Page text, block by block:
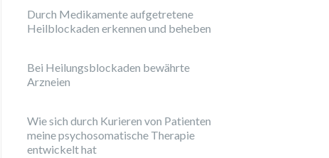
Durch Medikamente aufgetretene
Heilblockaden erkennen und beheben
Bei Heilungsblockaden bewährte
Arzneien
Wie sich durch Kurieren von Patienten
meine psychosomatische Therapie
entwickelt hat